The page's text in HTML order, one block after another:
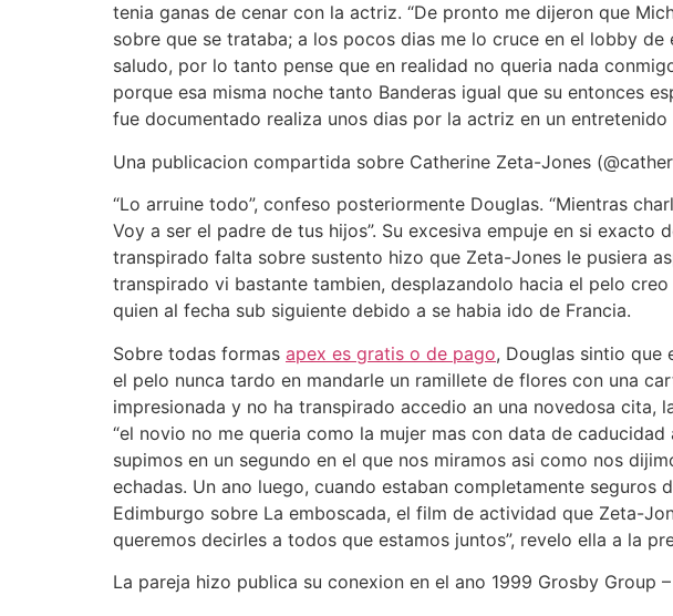
tenia ganas de cenar con la actriz. “De pronto me dijeron que
sobre que se trataba; a los pocos dias me lo cruce en el lobby
saludo, por lo tanto pense que en realidad no queria nada
porque esa misma noche tanto Banderas igual que su entonces
fue documentado realiza unos dias por la actriz en un
Una publicacion compartida sobre Catherine Zeta-Jones
“Lo arruine todo”, confeso posteriormente Douglas. “Mientras
Voy a ser el padre de tus hijos”. Su excesiva empuje en si
transpirado falta sobre sustento hizo que Zeta-Jones le pusiera
transpirado vi bastante tambien, desplazandolo hacia el pelo
quien al fecha sub siguiente debido a se habia ido de Francia.
Sobre todas formas apex es gratis o de pago, Douglas sintio que
el pelo nunca tardo en mandarle un ramillete de flores con una
impresionada y no ha transpirado accedio an una novedosa cita,
“el novio no me queria como la mujer mas con data de
supimos en un segundo en el que nos miramos asi como nos
echadas. Un ano luego, cuando estaban completamente
Edimburgo sobre La emboscada, el film de actividad que Zeta-
queremos decirles a todos que estamos juntos”, revelo ella a la
La pareja hizo publica su conexion en el ano 1999 Grosby Group –